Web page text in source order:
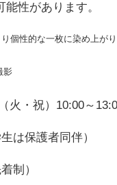
性があります。
個性的な一枚に染め上がり
影
火・祝）10:00～
保護者同伴）
制）